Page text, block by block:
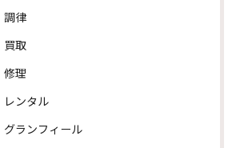
調律
買取
修理
レンタル
グランフィール